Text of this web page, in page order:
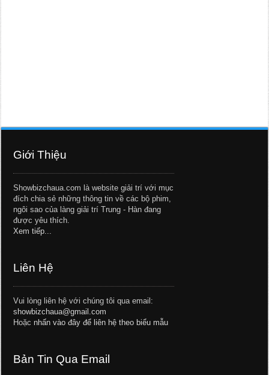
Giới Thiệu
Showbizchaua.com là website giải trí với mục
đích chia sẻ những thông tin về các bộ phim,
ngôi sao của làng giải trí Trung - Hàn đang
được yêu thích.
Xem tiếp...
Liên Hệ
Vui lòng liên hệ với chúng tôi qua email:
showbizchaua@gmail.com
Hoặc nhấn vào đây để liên hệ theo biểu mẫu
Bản Tin Qua Email